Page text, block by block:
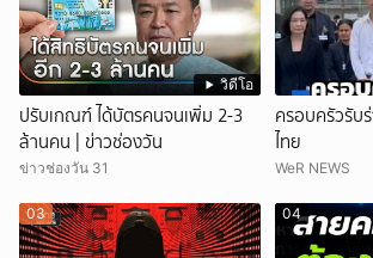
วิดีโอ
ปรับเกณฑ์ ได้บัตรคนจนเพิ่ม 2-3
ล้านคน | ข่าวช่องวัน
ข่าวช่องวัน 31
ครอบครัวรับ
ไทย
WeR NEWS
03 04